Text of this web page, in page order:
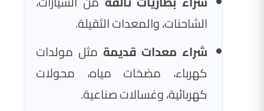
الشاحنات، والمعدات الثقيلة.
شراء معدات قديمة مثل مولدات
كهرباء، مضخات مياه، محولات
كهربائية، وغسالات صناعية.